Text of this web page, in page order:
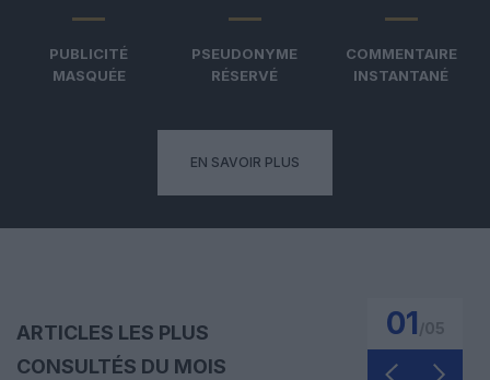
PUBLICITÉ
MASQUÉE
PSEUDONYME
RÉSERVÉ
COMMENTAIRE
INSTANTANÉ
EN SAVOIR PLUS
ARTICLES LES PLUS
CONSULTÉS DU MOIS
01